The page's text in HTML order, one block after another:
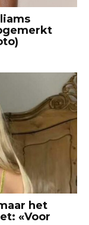
het
«Voor